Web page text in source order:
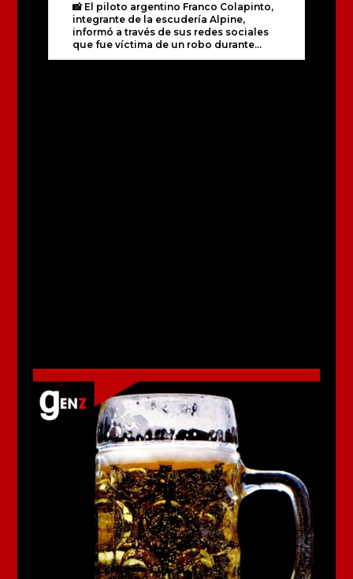
📸 El piloto argentino Franco Colapinto,
integrante de la escudería Alpine,
informó a través de sus redes sociales
que fue víctima de un robo durante...